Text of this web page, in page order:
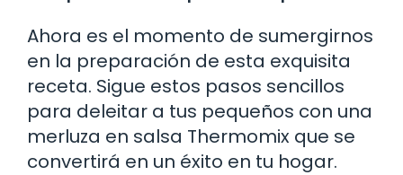
Ahora es el momento de sumergirnos
en la preparación de esta exquisita
receta. Sigue estos pasos sencillos
para deleitar a tus pequeños con una
merluza en salsa Thermomix que se
convertirá en un éxito en tu hogar.